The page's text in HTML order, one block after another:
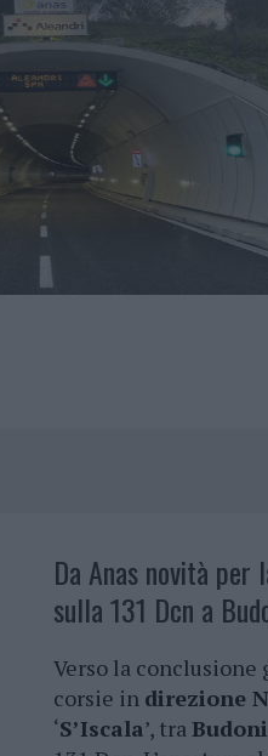
Da Anas novità per
sulla 131 Dcn a
Verso la
corsie in direzione
‘S’Iscala’, traBudoni